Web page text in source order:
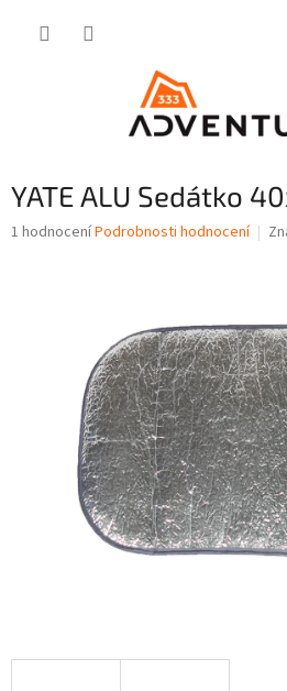
YATE ALU Sedátko
Průměrné
1 hodnoceníPodrobnosti hodnocení